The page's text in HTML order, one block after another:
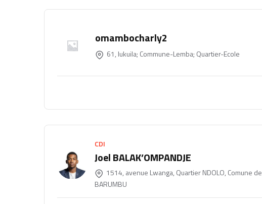
omambocharly2
61, lukuila; Commune-Lemba; Quartier-Ecole
CDI
Joel BALAK’OMPANDJE
1514, avenue Lwanga, Quartier NDOLO, Comune de
BARUMBU